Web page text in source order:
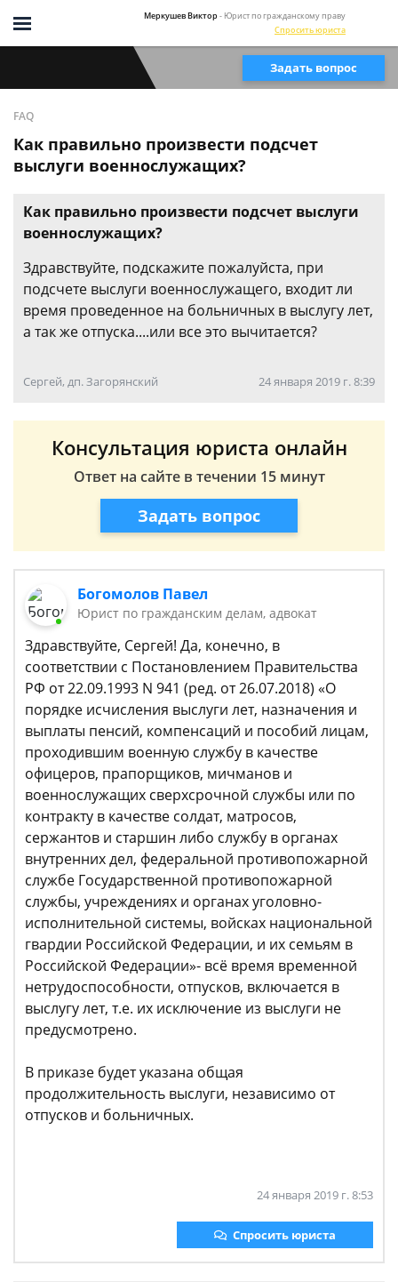
Меркушев Виктор- Юрист по гражданскому праву
Спросить юриста
Задать вопрос
FAQ
Как правильно произвести подсчет
выслуги военнослужащих?
Как правильно произвести подсчет выслуги
военнослужащих?
Здравствуйте, подскажите пожалуйста, при
подсчете выслуги военнослужащего, входит ли
время проведенное на больничных в выслугу лет,
а так же отпуска....или все это вычитается?
Сергей, дп. Загорянский 24 января 2019 г. 8:39
Консультация юриста онлайн
Ответ на сайте в течении 15 минут
Задать вопрос
Богомолов Павел
Юрист по гражданским делам, адвокат
Здравствуйте, Сергей! Да, конечно, в
соответствии с Постановлением Правительства
РФ от 22.09.1993 N 941 (ред. от 26.07.2018) «О
порядке исчисления выслуги лет, назначения и
выплаты пенсий, компенсаций и пособий лицам,
проходившим военную службу в качестве
офицеров, прапорщиков, мичманов и
военнослужащих сверхсрочной службы или по
контракту в качестве солдат, матросов,
сержантов и старшин либо службу в органах
внутренних дел, федеральной противопожарной
службе Государственной противопожарной
службы, учреждениях и органах уголовно-
исполнительной системы, войсках национальной
гвардии Российской Федерации, и их семьям в
Российской Федерации»- всё время временной
нетрудоспособности, отпусков, включается в
выслугу лет, т.е. их исключение из выслуги не
предусмотрено.
В приказе будет указана общая
продолжительность выслуги, независимо от
отпусков и больничных.
24 января 2019 г. 8:53
Спросить юриста